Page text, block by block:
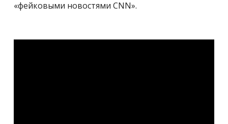
«фейковыми новостями CNN».